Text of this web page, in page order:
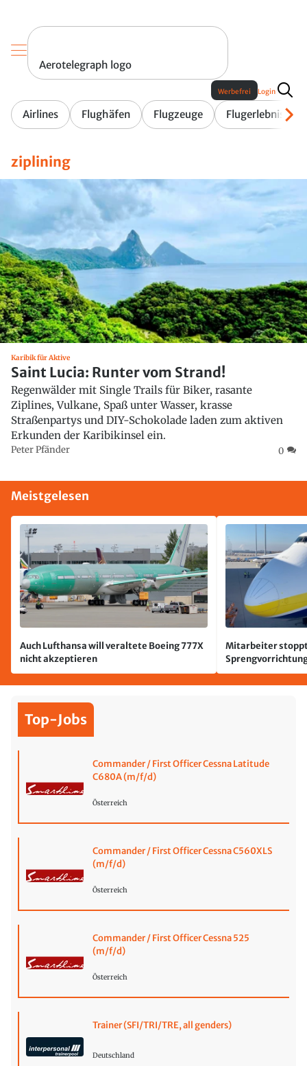
Aerotelegraph logo
Airlines Flughäfen Flugzeuge Flugerlebnis
Werbefrei Login
ziplining
Karibik für Aktive
Saint Lucia: Runter vom Strand!
Regenwälder mit Single Trails für Biker, rasante
Ziplines, Vulkane, Spaß unter Wasser, krasse
Straßenpartys und DIY-Schokolade laden zum aktiven
Erkunden der Karibikinsel ein.
Peter Pfänder 0
Meistgelesen
Auch Lufthansa will veraltete Boeing 777X
nicht akzeptieren
Mitarbeiter
Leipzig/Halle
Top-Jobs
Commander / First Officer Cessna Latitude
C680A (m/f/d)
Österreich
Commander / First Officer Cessna C560XLS
(m/f/d)
Österreich
Commander / First Officer Cessna 525
(m/f/d)
Österreich
Trainer (SFI/TRI/TRE, all genders)
Deutschland